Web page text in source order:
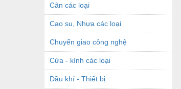
Cân các loại
Cao su, Nhựa các loại
Chuyển giao công nghệ
Cửa - kính các loại
Dầu khí - Thiết bị